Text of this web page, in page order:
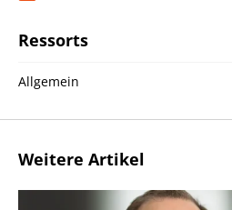
Ressorts
Allgemein
Weitere Artikel